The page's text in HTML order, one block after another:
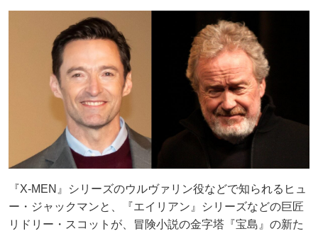
『X-MEN』シリーズのウルヴァリン役などで知られるヒュ
ー・ジャックマンと、『エイリアン』シリーズなどの巨匠
リドリー・スコットが、冒険小説の金字塔『宝島』の新た